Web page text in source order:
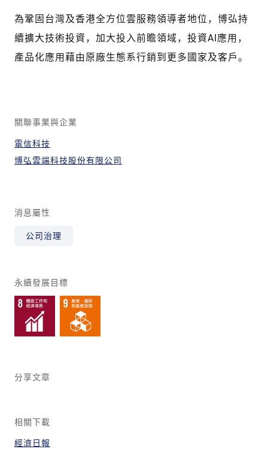
為鞏固台灣及香港全方位雲服務領導者地位，博弘持
續擴大技術投資，加大投入前瞻領域，投資AI應用，
產品化應用藉由原廠生態系行銷到更多國家及客戶。
關聯事業與企業
電信科技
博弘雲端科技股份有限公司
消息屬性
公司治理
永續發展目標
分享文章
相關下載
經濟日報